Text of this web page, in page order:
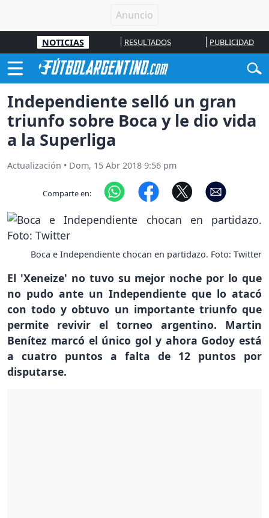
NOTICIAS RESULTADOS PUBLICIDAD
Independiente selló un gran
triunfo sobre Boca y le dio vida
a la Superliga
Actualización • Dom, 15 Abr 2018 9:56 pm
Comparte en:
Boca e Independiente chocan en partidazo. Foto: Twitter
El 'Xeneize' no tuvo su mejor noche por lo que
no pudo ante un Independiente que lo atacó
con todo y obtuvo un importante triunfo que
permite revivir el torneo argentino. Martin
Benítez marcó el único gol y ahora Godoy está
a cuatro puntos a falta de 12 puntos por
disputarse.